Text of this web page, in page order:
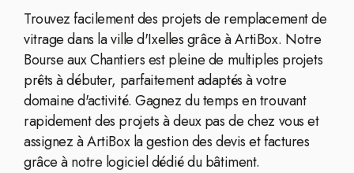
Trouvez facilement des projets de remplacement de
vitrage dans la ville d'Ixelles grâce à ArtiBox. Notre
Bourse aux Chantiers est pleine de multiples projets
prêts à débuter, parfaitement adaptés à votre
domaine d'activité. Gagnez du temps en trouvant
rapidement des projets à deux pas de chez vous et
assignez à ArtiBox la gestion des devis et factures
grâce à notre logiciel dédié du bâtiment.